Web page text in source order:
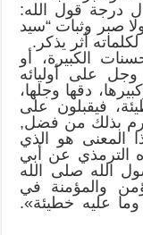
درجة قول الله:
صبر وثبات “سيد
أثر يذكر.
الكبيرة، أو
وجل على أوليائه
دقها وجلها،
فيقبلون على
بذلك من فضل,
المعنى هو الذي
الترمذي عن أبي
الله صلى الله
والمؤمنة في
عليه خطيئة».